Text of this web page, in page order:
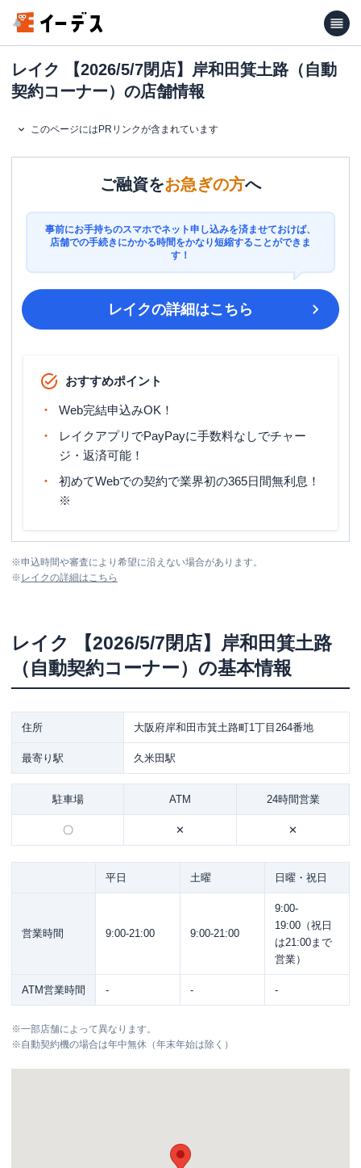
レイク 【2026/5/7閉店】岸和田箕土路（自動
契約コーナー）の店舗情報
このページにはPRリンクが含まれています
ご融資をお急ぎの方へ
事前にお手持ちのスマホでネット申し込みを済ませておけば、
店舗での手続きにかかる時間をかなり短縮することができま
す！
レイクの詳細はこちら
おすすめポイント
Web完結申込みOK！
レイクアプリでPayPayに手数料なしでチャー
ジ・返済可能！
初めてWebでの契約で業界初の365日間無利息！
※
※申込時間や審査により希望に沿えない場合があります。
※ レイクの詳細はこちら
レイク
【2026/5/7閉店】岸和田箕土路
（自動契約コーナー） の基本情報
住所 大阪府岸和田市箕土路町1丁目264番地
最寄り駅 久米田駅
駐車場 ATM 24時間営業
〇 ✕ ✕
平日 土曜 日曜・祝日
営業時間 9:00-21:00 9:00-21:00
9:00-
19:00（祝日
は21:00まで
営業）
ATM営業時間 - - -
※一部店舗によって異なります。
※自動契約機の場合は年中無休（年末年始は除く）